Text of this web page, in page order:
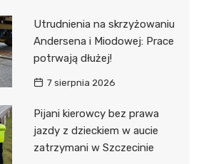
Utrudnienia na skrzyżowaniu
Andersena i Miodowej: Prace
potrwają dłużej!
7 sierpnia 2026
Pijani kierowcy bez prawa
jazdy z dzieckiem w aucie
zatrzymani w Szczecinie